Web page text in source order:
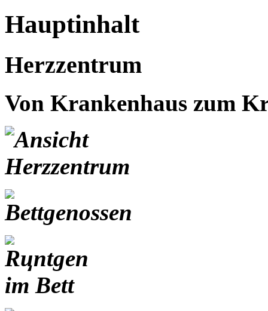
Hauptinhalt
Herzzentrum
Von Krankenhaus zum